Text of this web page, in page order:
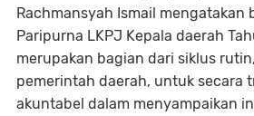
Rachmansyah Ismail mengatakan
Paripurna LKPJ Kepala daerah
merupakan bagian dari siklus
pemerintah daerah, untuk secara
akuntabel dalam menyampaikan